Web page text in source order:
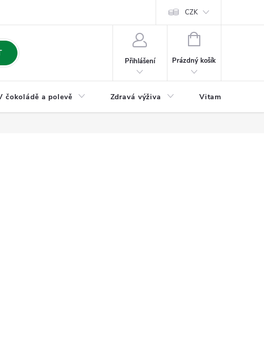
Formulář pro odstoupení od
CZK
Přihlášení
NÁKUPNÍ
Prázdný košík
čokoládě a polevě Zdravá výživa Vitamíny a